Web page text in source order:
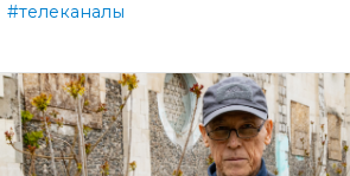
#телеканалы